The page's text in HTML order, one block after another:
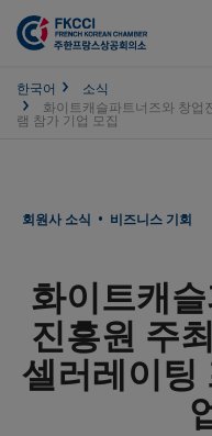
한국어
소식
화이트캐슬파트너즈와 창업
램 참가 기업 모집
회원사 소식 • 비즈니스 기회
화이트캐
진흥원 주
셀러레이팅